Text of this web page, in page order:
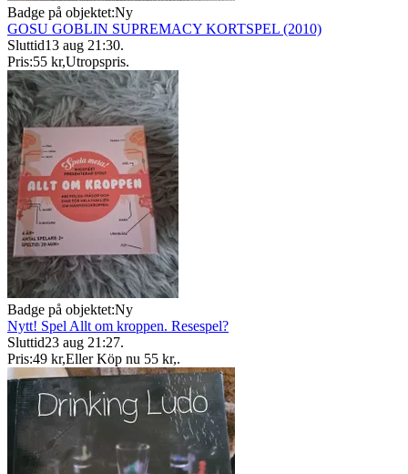
Badge på objektet:Ny
GOSU GOBLIN SUPREMACY KORTSPEL (2010)
Sluttid13 aug 21:30.
Pris:55 kr,Utropspris.
Badge på objektet:Ny
Nytt! Spel Allt om kroppen. Resespel?
Sluttid23 aug 21:27.
Pris:49 kr,Eller Köp nu 55 kr,.